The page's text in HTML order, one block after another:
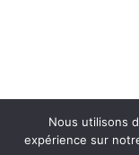
Nous utilisons
expérience sur